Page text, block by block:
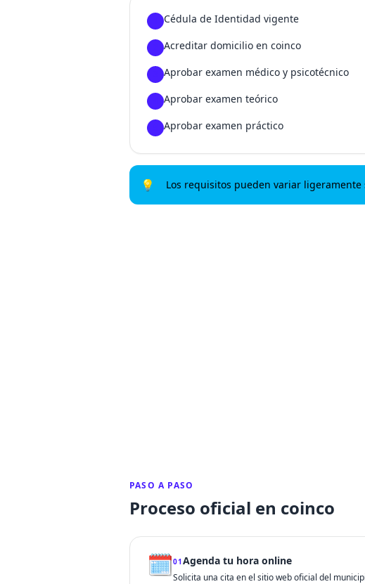
Cédula de Identidad vigente
Acreditar domicilio en coinco
Aprobar examen médico y psicotécnico
Aprobar examen teórico
Aprobar examen práctico
💡 Los requisitos pueden variar
PASO A PASO
Proceso oficial en coinco
🗓️01Agenda tu hora online
Solicita una cita en el sitio web oficial del